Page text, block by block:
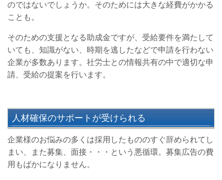
のではないでしょうか。そのためには大きな経費がかかる
ことも。
そのための支援となる助成金ですが、受給要件を満たして
いても、知識がない、時期を逃したなどで申請を行わない
企業が多数あります。社労士との情報共有の中で適切な申
請、受給の提案を行います。
人材確保のサポートが受けられる
企業様のお悩みの多くは採用したもののすぐ辞められてし
まい、また募集、面接・・・という悪循環。募集広告の費
用もばかになりません。